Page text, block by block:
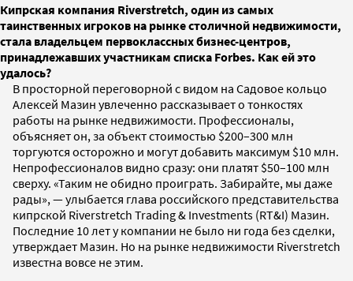
Кипрская компания Riverstretch, один из самых
таинственных игроков на рынке столичной недвижимости,
стала владельцем первоклассных бизнес-центров,
принадлежавших участникам списка Forbes. Как ей это
удалось?
В просторной переговорной с видом на Садовое кольцо
Алексей Мазин увлеченно рассказывает о тонкостях
работы на рынке недвижимости. Профессионалы,
объясняет он, за объект стоимостью $200–300 млн
торгуются осторожно и могут добавить максимум $10 млн.
Непрофессионалов видно сразу: они платят $50–100 млн
сверху. «Таким не обидно проиграть. Забирайте, мы даже
рады», — улыбается глава российского представительства
кипрской Riverstretch Trading & Investments (RT&I) Мазин.
Последние 10 лет у компании не было ни года без сделки,
утверждает Мазин. Но на рынке недвижимости Riverstretch
известна вовсе не этим.